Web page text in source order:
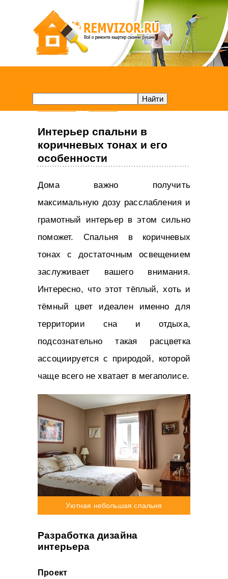
Интерьер спальни в
коричневых тонах и его
особенности
Дома важно получить
максимальную дозу расслабления и
грамотный интерьер в этом сильно
поможет. Спальня в коричневых
тонах с достаточным освещением
заслуживает вашего внимания.
Интересно, что этот тёплый, хоть и
тёмный цвет идеален именно для
территории сна и отдыха,
подсознательно такая расцветка
ассоциируется с природой, которой
чаще всего не хватает в мегаполисе.
Уютная небольшая спальня
Разработка дизайна
интерьера
Проект